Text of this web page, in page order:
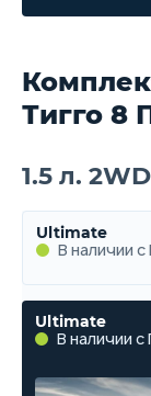
Тигго 8
1.5 л. 2WD
Ultimate
В наличии
Ultimate
В наличии